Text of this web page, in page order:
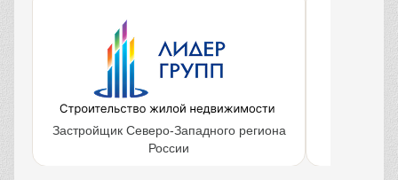
Застройщик Северо-Западного региона
России